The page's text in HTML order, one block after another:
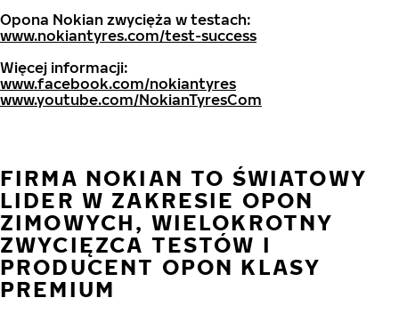
Opona Nokian zwycięża w testach:
www.nokiantyres.com/test-success
Więcej informacji:
www.facebook.com/nokiantyres
www.youtube.com/NokianTyresCom
FIRMA NOKIAN TO ŚWIATOWY
LIDER W ZAKRESIE OPON
ZIMOWYCH, WIELOKROTNY
ZWYCIĘZCA TESTÓW I
PRODUCENT OPON KLASY
PREMIUM